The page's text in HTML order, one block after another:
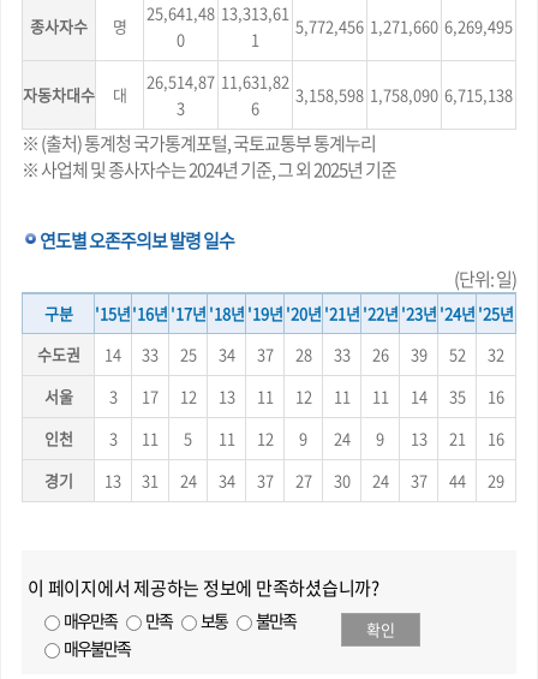
종사자수 명
25,641,48
0
13,313,61
1
5,772,456 1,271,660 6,269,495
자동차대수 대
26,514,87
3
11,631,82
6
3,158,598 1,758,090 6,715,138
※ (출처) 통계청 국가통계포털, 국토교통부 통계누리
※ 사업체 및 종사자수는 2024년 기준, 그 외 2025년 기준
연도별 오존주의보 발령 일수
(단위: 일)
구분 '15년'16년 '17년 '18년 '19년 '20년 '21년 '22년 '23년 '24년 '25년
수도권
14 33 25 34 37 28 33 26 39 52
32
서울
3 17 12 13 11 12 11 11 14 35
16
인천
3 11 5 11 12 9 24 9 13 21
16
경기
13 31 24 34 37 27 30 24 37 44 29
이 페이지에서 제공하는 정보에 만족하셨습니까?
매우만족 만족 보통
불만족
매우불만족
확인